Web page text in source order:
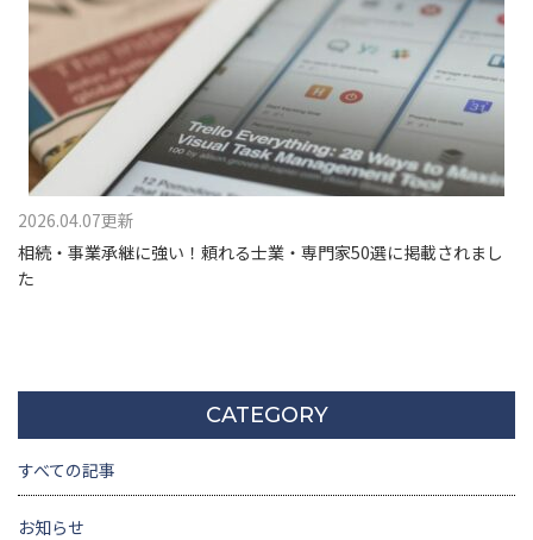
2026.04.07更新
相続・事業承継に強い！頼れる士業・専門家50選に掲載されまし
た
CATEGORY
すべての記事
お知らせ